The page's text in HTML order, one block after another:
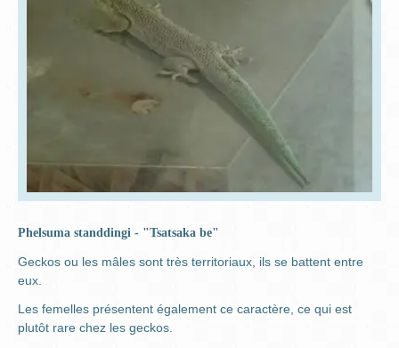
Phelsuma standdingi - "Tsatsaka be"
Geckos ou les mâles sont très territoriaux, ils se battent entre
eux.
Les femelles présentent également ce caractère, ce qui est
plutôt rare chez les geckos.